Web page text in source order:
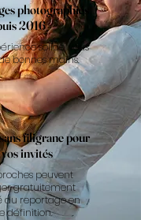
photographiés
2016
solide, vous
bonnes mains.
filigrane pour
invités
peuvent
gratuitement
du reportage en
définition.